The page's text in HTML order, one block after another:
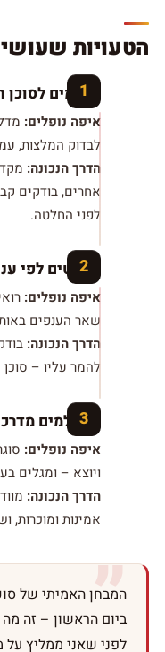
הטעויות
נרשמים
איפה נופלים:
לבדוק המלצות,
הדרך הנכונה:
אחרים, בודקים
לפני החלטה.
שופטים לפי
איפה נופלים:
שאר הענפים
הדרך הנכונה:
להמר עליו –
מתעלמים
איפה נופלים:
ויוצא – ומגלים
הדרך הנכונה:
אמינות
המבחן האמיתי של
ביום הראשון – זה
לפני שאני ממליץ על